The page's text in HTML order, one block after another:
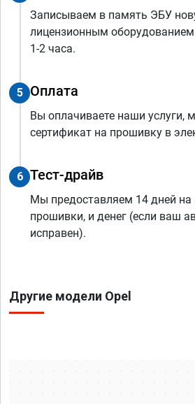
Записываем в память ЭБУ
лицензионным
1-2 часа.
5 Оплата
Вы оплачиваете наши услуги,
сертификат на прошивку в
6 Тест-драйв
Мы предоставляем 14 дней на
прошивки, и денег (если ваш
исправен).
Другие модели Opel